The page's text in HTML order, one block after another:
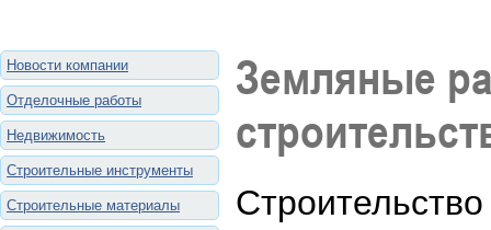
Новости компании
Отделочные работы
Недвижимость
Строительные инструменты
Строительные материалы
Земляные